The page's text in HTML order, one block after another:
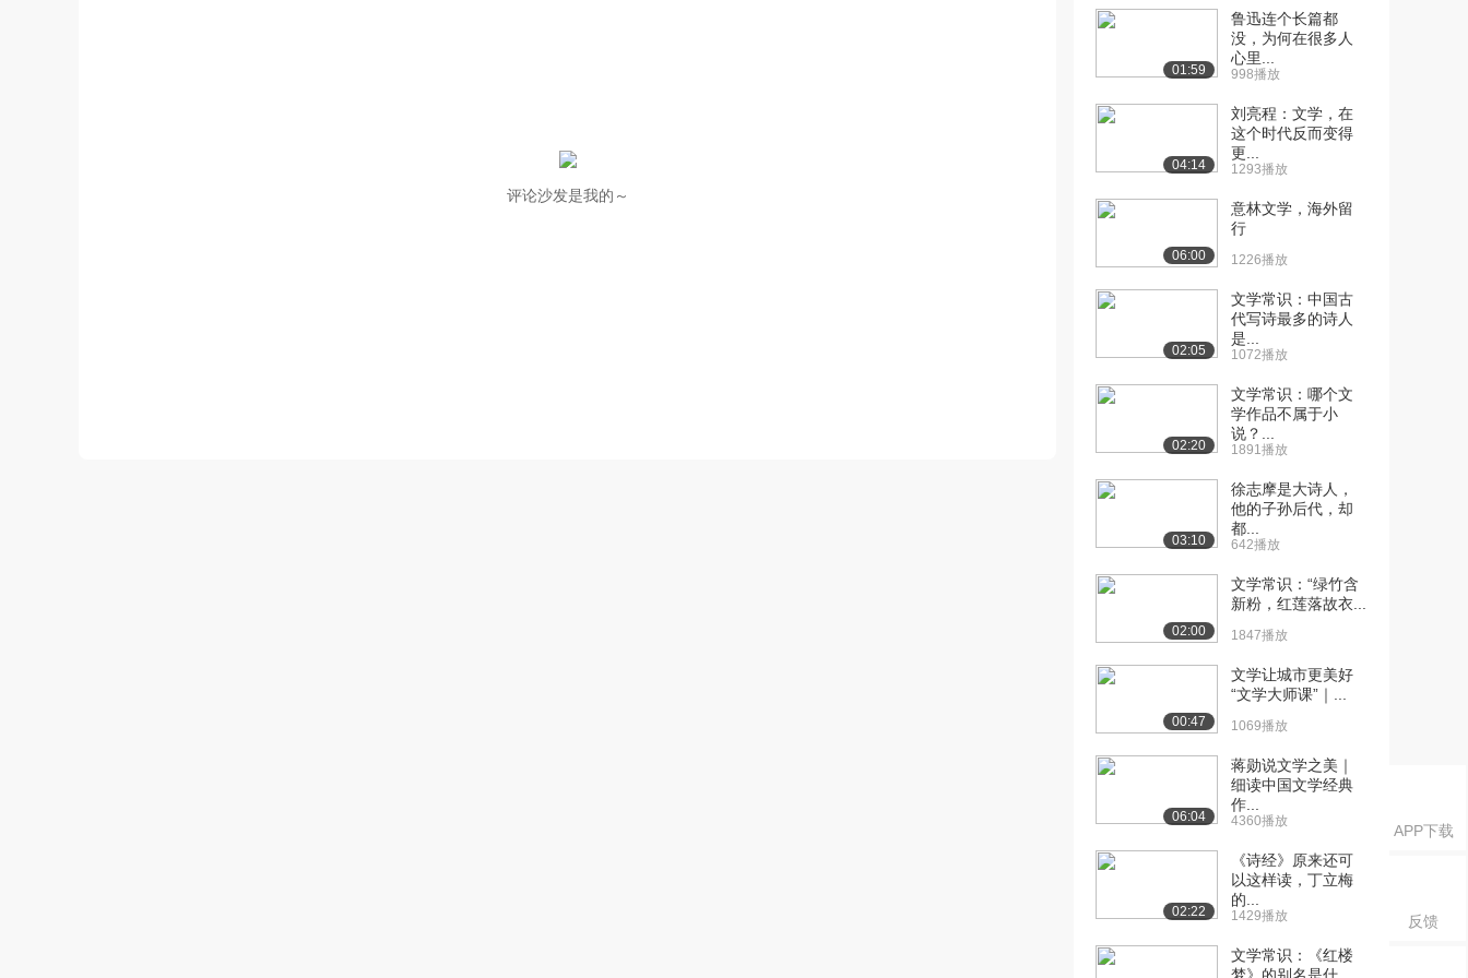
APP下载
反馈
评论沙发是我的～
[10] 延安时期的诗歌
7555播放
15:02
[11] 延安时期的诗歌
15:04
[12] 延安时期的诗歌
待播放
[13] 延安时期的戏剧
16:34
[14] 延安时期的戏剧
（中）
16:42
（下）
作（上）
[17] 延安女作家群及其写
作（中）
[18] 延安女作家群及其写
作（下）
1052播放
01:59
鲁迅连个长篇都
没，为何在很多人
心里...
998播放
04:14
刘亮程：文学，在
这个时代反而变得
更...
1293播放
06:00
意林文学，海外留
行
1226播放
02:05
文学常识：中国古
代写诗最多的诗人
是...
1072播放
02:20
文学常识：哪个文
学作品不属于小
说？...
1891播放
03:10
徐志摩是大诗人，
他的子孙后代，却
都...
642播放
02:00
文学常识：“绿竹含
新粉，红莲落故衣...
1847播放
00:47
文学让城市更美好
“文学大师课”｜...
1069播放
06:04
蒋勋说文学之美｜
细读中国文学经典
作...
4360播放
02:22
《诗经》原来还可
以这样读，丁立梅
的...
1429播放
文学常识：《红楼